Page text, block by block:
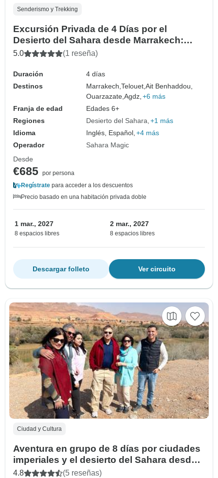
Senderismo y Trekking
Excursión Privada de 4 Días por el
Desierto del Sahara desde Marrakech:
Montañas del Atlas, Kasbahs y
5.0 (1 reseña)
Duración
4 días
Destinos
Marrakech,Telouet,Ait Benhaddou,
Ouarzazate,Agdz, +6 más
Franja de edad
Edades 6+
Regiones
Desierto del Sahara +1 más
Idioma
Inglés, Español, +4 más
Operador
Sahara Magic
Desde
€685 por persona
Regístrate para acceder a los descuentos
Precio basado en una habitación privada doble
1 mar., 2027
8 espacios libres
2 mar., 2027
8 espacios libres
Ver circuito
Descargar folleto
Ciudad y Cultura
Aventura en grupo de 8 días por ciudades
imperiales y el desierto del Sahara desde
Casablanca
4.8 (5 reseñas)